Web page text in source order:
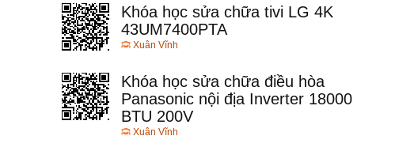
Khóa học sửa chữa tivi LG 4K
43UM7400PTA
Xuân Vĩnh
Khóa học sửa chữa điều hòa
Panasonic nội địa Inverter 18000
BTU 200V
Xuân Vĩnh